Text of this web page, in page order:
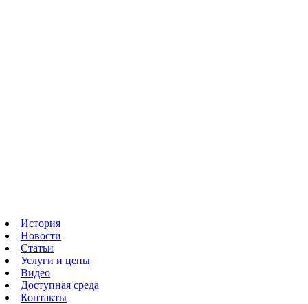
История
Новости
Статьи
Услуги и цены
Видео
Доступная среда
Контакты